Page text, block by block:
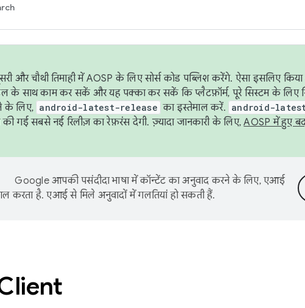
और चौथी तिमाही में AOSP के लिए सोर्स कोड पब्लिश करेंगे. ऐसा इसलिए
के साथ काम कर सकें और यह पक्का कर सकें कि प्लैटफ़ॉर्म, पूरे सिस्टम के लिए
के लिए, android-latest-release का इस्तेमाल करें. android-
गई सबसे नई रिलीज़ का रेफ़रंस देगी. ज़्यादा जानकारी के लिए,AOSP में हुए
Google आपकी पसंदीदा भाषा में कॉन्टेंट का अनुवाद करने के लिए, एआई
करता है. एआई से मिले अनुवादों में गलतियां हो सकती हैं.